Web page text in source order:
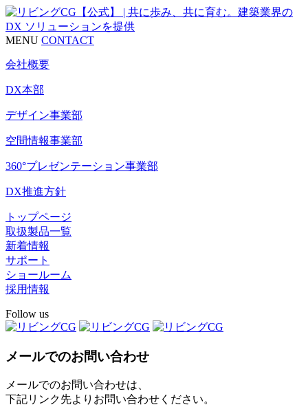
MENU CONTACT
会社概要
DX本部
デザイン事業部
空間情報事業部
360°プレゼンテーション事業部
DX推進方針
トップページ
取扱製品一覧
新着情報
サポート
ショールーム
採用情報
Follow us
メールでのお問い合わせ
メールでのお問い合わせは、
下記リンク先よりお問い合わせください。